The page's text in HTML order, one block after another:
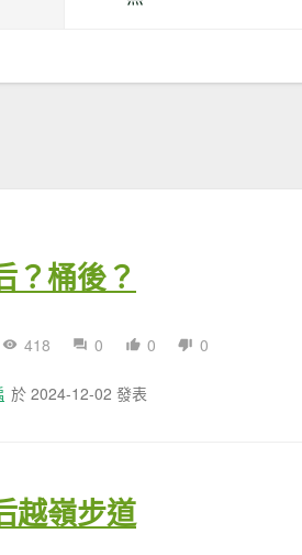
？桶後？
418 0 0 0
於 2024-12-02 發表
越嶺步道